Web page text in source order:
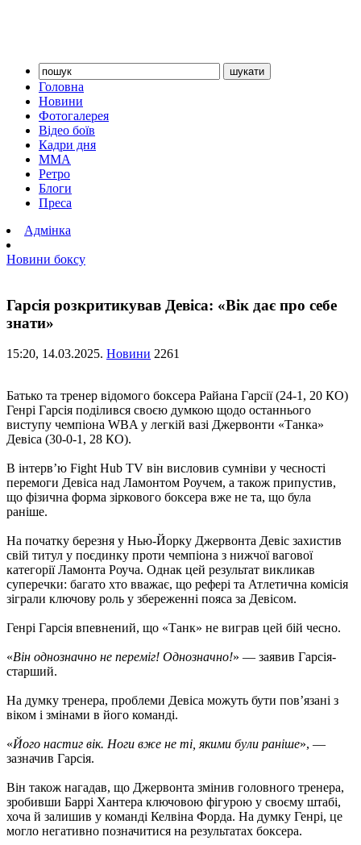
Головна
Новини
Фотогалерея
Відео боїв
Кадри дня
ММА
Ретро
Блоги
Преса
Адмінка
Новини боксу
Гарсія розкритикував Девіса: «Вік дає про себе
знати»
15:20, 14.03.2025. Новини 2261
Батько та тренер відомого боксера Райана Гарсії (24-1, 20 КО)
Генрі Гарсія поділився своєю думкою щодо останнього
виступу чемпіона WBA у легкій вазі Джервонти «Танка»
Девіса (30-0-1, 28 КО).
В інтерв’ю Fight Hub TV він висловив сумніви у чесності
перемоги Девіса над Ламонтом Роучем, а також припустив,
що фізична форма зіркового боксера вже не та, що була
раніше.
На початку березня у Нью-Йорку Джервонта Девіс захистив
свій титул у поєдинку проти чемпіона з нижчої вагової
категорії Ламонта Роуча. Однак цей результат викликав
суперечки: багато хто вважає, що рефері та Атлетична комісія
зіграли ключову роль у збереженні пояса за Девісом.
Генрі Гарсія впевнений, що «Танк» не виграв цей бій чесно.
«Він однозначно не переміг! Однозначно!» — заявив Гарсія-
старший.
На думку тренера, проблеми Девіса можуть бути пов’язані з
віком і змінами в його команді.
«Його настиг вік. Ноги вже не ті, якими були раніше», —
зазначив Гарсія.
Він також нагадав, що Джервонта змінив головного тренера,
зробивши Баррі Хантера ключовою фігурою у своєму штабі,
хоча й залишив у команді Келвіна Форда. На думку Генрі, це
могло негативно позначитися на результатах боксера.